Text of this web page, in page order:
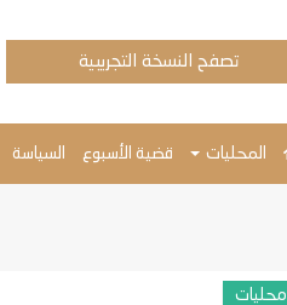
تصفح النسخة التجريبية
المحليات قضية الأسبوع السياسة
محليات